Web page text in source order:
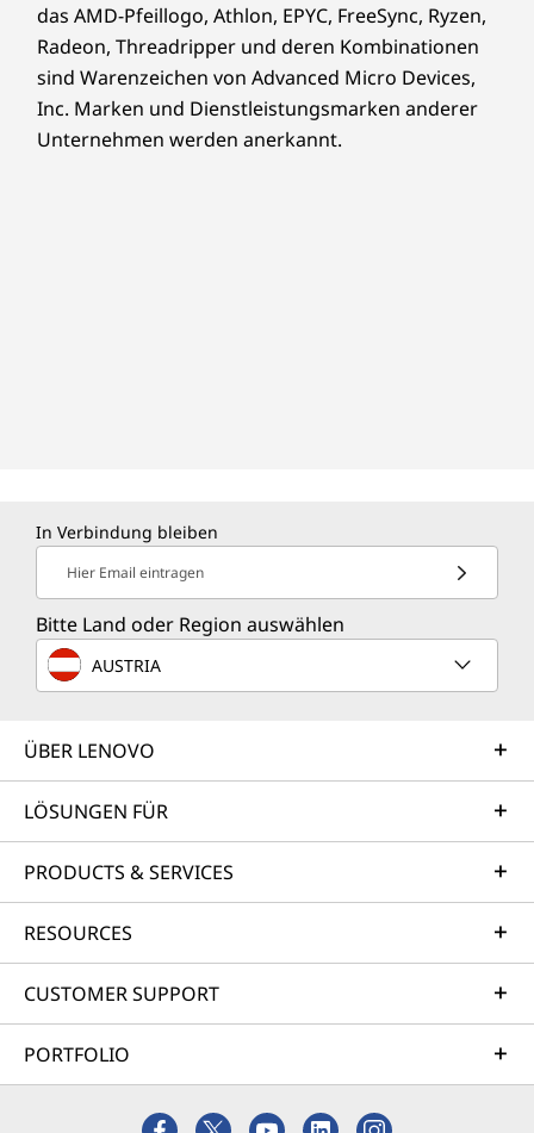
das AMD-Pfeillogo, Athlon, EPYC, FreeSync, Ryzen,
Radeon, Threadripper und deren Kombinationen
sind Warenzeichen von Advanced Micro Devices,
Inc. Marken und Dienstleistungsmarken anderer
Unternehmen werden anerkannt.
In Verbindung bleiben
Hier Email eintragen
Bitte Land oder Region auswählen
AUSTRIA
ÜBER LENOVO
LÖSUNGEN FÜR
PRODUCTS & SERVICES
RESOURCES
CUSTOMER SUPPORT
PORTFOLIO